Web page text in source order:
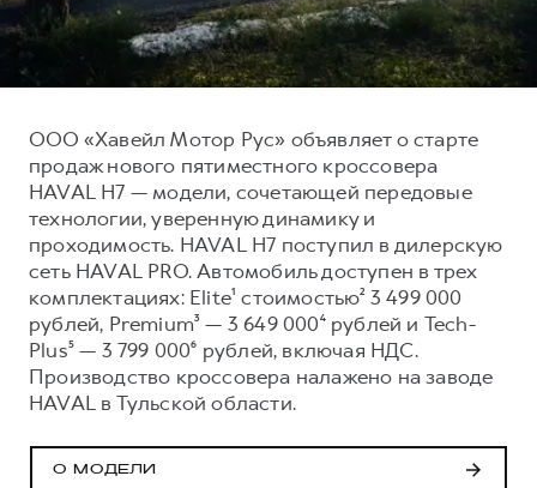
Тест-драйв
Трейд-ин
КРЕДИТ И СТРАХОВАНИЕ
Кредитный калькулятор
Страхование
Кредит
КОРПОРАТИВНЫМ КЛИЕНТАМ
Для малого бизнеса
Крупным корпоративным клиентам
СЕРВИСНОЕ ОБСЛУЖИВАНИЕ
Нулевое ТО
Регламенты технического обслуживания
Электронный ПТС
ПОДДЕРЖКА
GWM Безопасность
Гарантия HAVAL
Мобильное приложение GWM
Руководства по эксплуатации
О дилере
Наша команда
ООО «Хавейл Мотор Рус» объявляет о старте
продаж нового пятиместного кроссовера
HAVAL H7 — модели, сочетающей передовые
технологии, уверенную динамику и
проходимость. HAVAL H7 поступил в дилерскую
сеть HAVAL PRO. Автомобиль доступен в трех
комплектациях: Elite¹ стоимостью² 3 499 000
рублей, Premium³ — 3 649 000⁴ рублей и Tech-
Plus⁵ — 3 799 000⁶ рублей, включая НДС.
Производство кроссовера налажено на заводе
HAVAL в Тульской области.
О МОДЕЛИ